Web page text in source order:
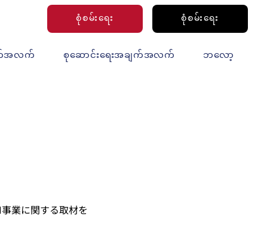
စုံစမ်းရေး စုံစမ်းရေး
က်အလက် စုဆောင်းရေးအချက်အလက် ဘလော့
業に関する取材を